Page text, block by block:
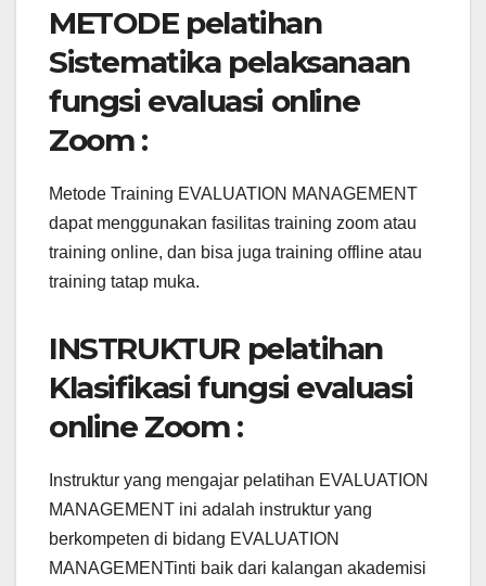
METODE pelatihan
Sistematika pelaksanaan
fungsi evaluasi online
Zoom :
Metode Training EVALUATION MANAGEMENT
dapat menggunakan fasilitas training zoom atau
training online, dan bisa juga training offline atau
training tatap muka.
INSTRUKTUR pelatihan
Klasifikasi fungsi evaluasi
online Zoom :
Instruktur yang mengajar pelatihan EVALUATION
MANAGEMENT ini adalah instruktur yang
berkompeten di bidang EVALUATION
MANAGEMENTinti baik dari kalangan akademisi